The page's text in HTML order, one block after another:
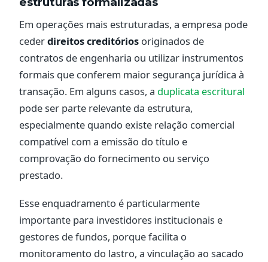
Em operações mais estruturadas, a empresa pode
cederdireitos creditórios originados de
contratos de engenharia ou utilizar instrumentos
formais que conferem maior segurança jurídica à
transação. Em alguns casos, a duplicata escritural
pode ser parte relevante da estrutura,
especialmente quando existe relação comercial
compatível com a emissão do título e
comprovação do fornecimento ou serviço
prestado.
Esse enquadramento é particularmente
importante para investidores institucionais e
gestores de fundos, porque facilita o
monitoramento do lastro, a vinculação ao sacado